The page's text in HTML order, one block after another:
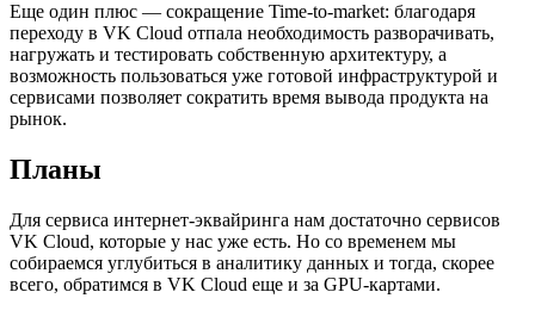
Еще один плюс — сокращение Time-to-market: благодаря
переходу в VK Cloud отпала необходимость разворачивать,
нагружать и тестировать собственную архитектуру, а
возможность пользоваться уже готовой инфраструктурой и
сервисами позволяет сократить время вывода продукта на
рынок.
Планы
Для сервиса интернет-эквайринга нам достаточно сервисов
VK Cloud, которые у нас уже есть. Но со временем мы
собираемся углубиться в аналитику данных и тогда, скорее
всего, обратимся в VK Cloud еще и за GPU-картами.